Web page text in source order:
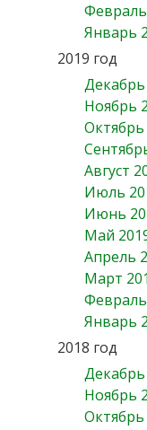
Январь
2019 год
Декабрь
Ноябрь
Октябрь
Август
Июль
Июнь
Май
Апрель
Март
Январь
2018 год
Декабрь
Ноябрь
Октябрь